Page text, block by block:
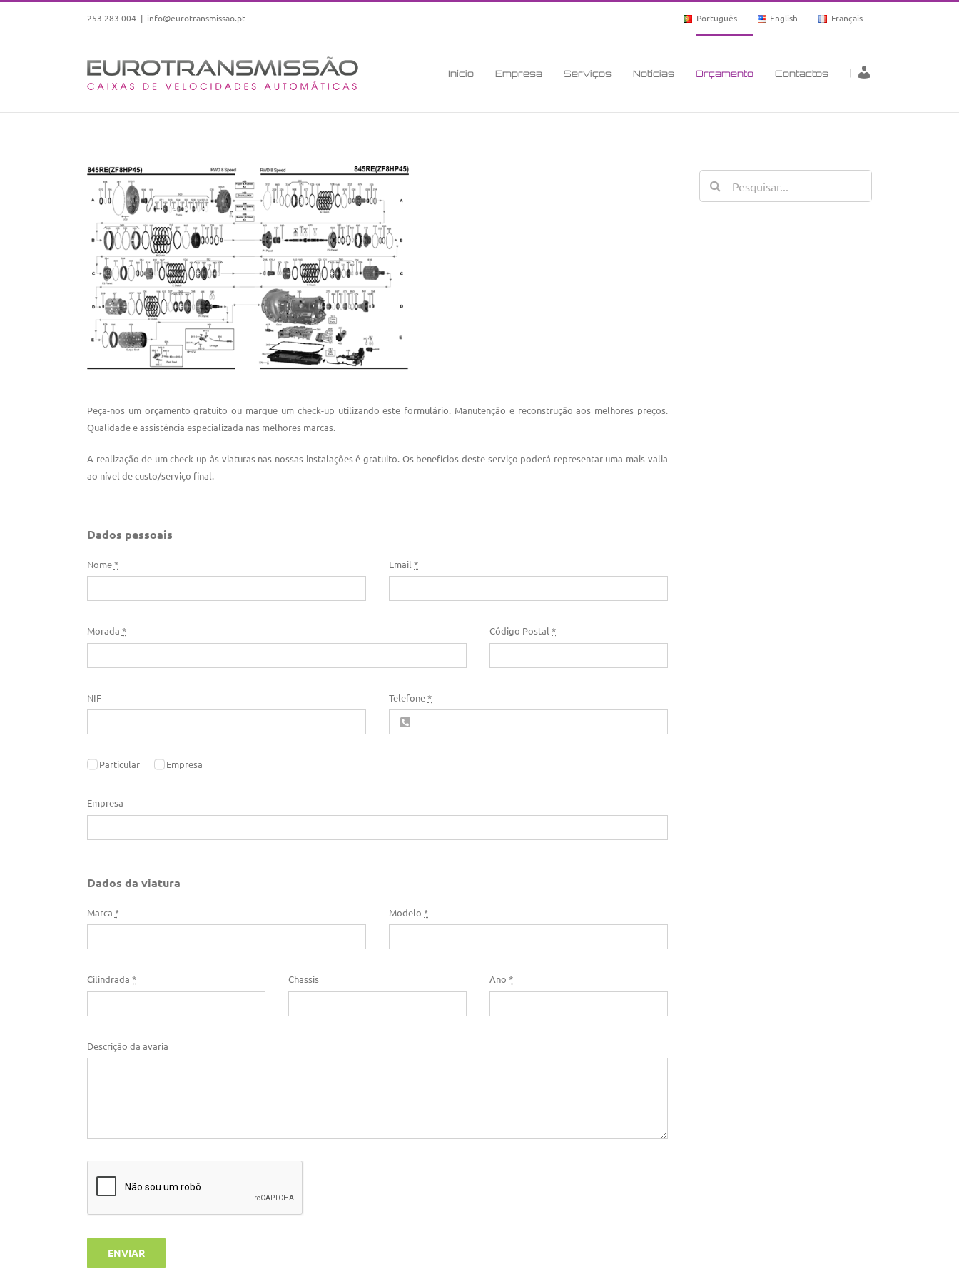
253 283 004 | info@eurotransmissao.pt Português English Français
Início Empresa Serviços Notícias Orçamento Contactos
Peça-nos um orçamento gratuito ou marque um check-up utilizando este formulário. Manutenção e reconstrução aos melhores preços.
Qualidade e assistência especializada nas melhores marcas.
A realização de um check-up às viaturas nas nossas instalações é gratuito. Os benefícios deste serviço poderá representar uma mais-valia
ao nível de custo/serviço final.
Dados pessoais
Nome* Email*
Morada * Código Postal*
NIF Telefone*
Particular Empresa
Empresa
Dados da viatura
Marca * Modelo*
Cilindrada * Chassis Ano*
Descrição da avaria
ENVIAR